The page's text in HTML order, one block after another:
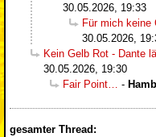
30.05.2026, 19:33
Für mich keine
30.05.2026,
Kein Gelb Rot - Dante
30.05.2026, 19:30
Fair Point… -
gesamter Thread: